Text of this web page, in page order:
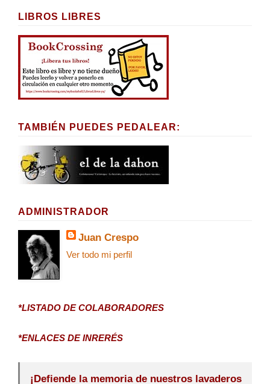
LIBROS LIBRES
TAMBIÉN PUEDES PEDALEAR:
ADMINISTRADOR
Juan Crespo
Ver todo mi perfil
*LISTADO DE COLABORADORES
*ENLACES DE INRERÉS
¡Defiende la memoria de nuestros lavaderos